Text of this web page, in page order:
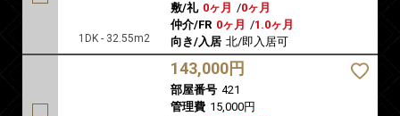
1DK - 32.55m2
敷/礼 0ヶ月 /0ヶ月
仲介/FR 0ヶ月 /1.0ヶ月
向き/入居 北/即入居可
143,000円
部屋番号 421
管理費 15,000円